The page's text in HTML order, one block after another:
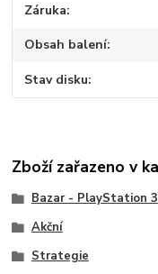
Záruka
Obsah balení
Stav disku
Zboží zařazeno v
Bazar - PlayStation 3
Akční
Strategie